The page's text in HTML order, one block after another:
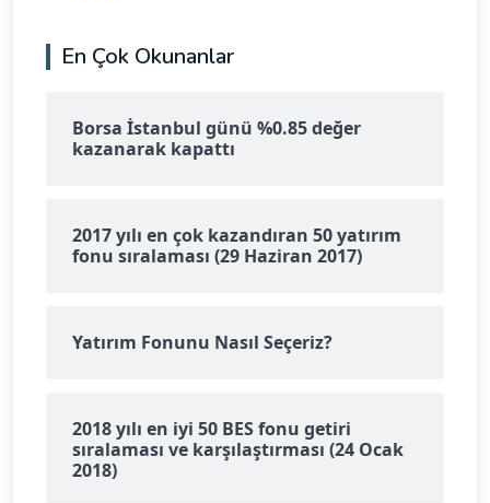
En Çok Okunanlar
Borsa İstanbul günü %0.85 değer
kazanarak kapattı
2017 yılı en çok kazandıran 50 yatırım
fonu sıralaması (29 Haziran 2017)
Yatırım Fonunu Nasıl Seçeriz?
2018 yılı en iyi 50 BES fonu getiri
sıralaması ve karşılaştırması (24 Ocak
2018)